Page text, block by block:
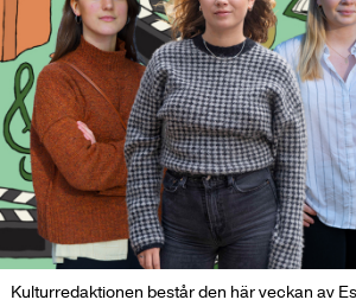
Kulturredaktionen består den här veckan av